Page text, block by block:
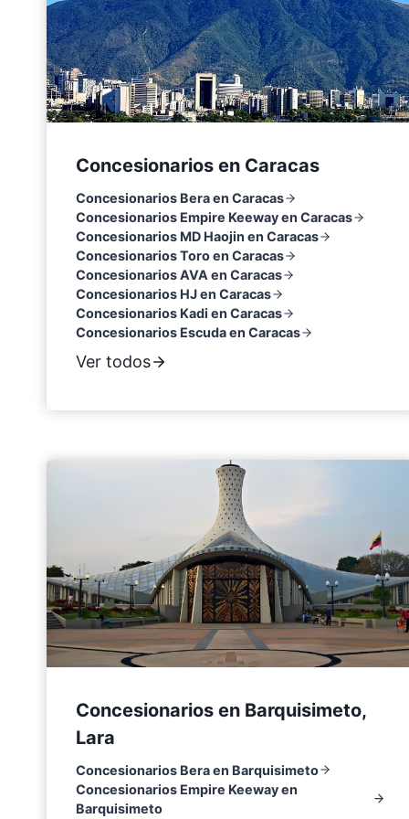
Concesionarios en Caracas
Concesionarios Bera en Caracas
Concesionarios Empire Keeway en Caracas
Concesionarios MD Haojin en Caracas
Concesionarios Toro en Caracas
Concesionarios AVA en Caracas
Concesionarios HJ en Caracas
Concesionarios Kadi en Caracas
Concesionarios Escuda en Caracas
Ver todos
Concesionarios en Barquisimeto,
Lara
Concesionarios Bera en Barquisimeto
Concesionarios Empire Keeway en
Barquisimeto